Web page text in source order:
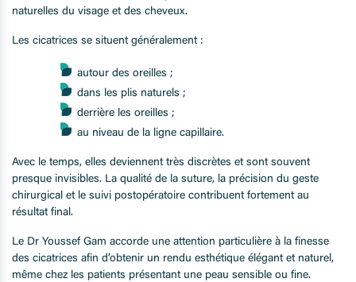
naturelles du visage et des cheveux.
Les cicatrices se situent généralement :
autour des oreilles ;
dans les plis naturels ;
derrière les oreilles ;
au niveau de la ligne capillaire.
Avec le temps, elles deviennent très discrètes et sont souvent
presque invisibles. La qualité de la suture, la précision du geste
chirurgical et le suivi postopératoire contribuent fortement au
résultat final.
Le Dr Youssef Gam accorde une attention particulière à la finesse
des cicatrices afin d’obtenir un rendu esthétique élégant et naturel,
même chez les patients présentant une peau sensible ou fine.